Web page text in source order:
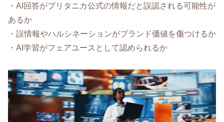
・AI回答がブリタニカ公式の情報だと誤認される可能性が
あるか
・誤情報やハルシネーションがブランド価値を傷つけるか
・AI学習がフェアユースとして認められるか